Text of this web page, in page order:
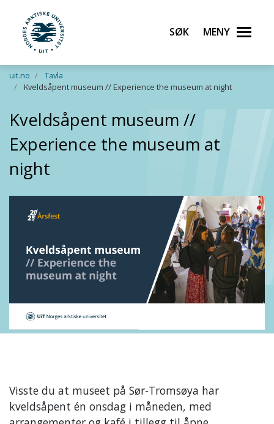
Gå til hovedinnhold
UiT Norges arktiske universitet
Søk Meny
uit.no
Tavla
Kveldsåpent museum // Experience the museum at night
Kveldsåpent museum //
Experience the museum at
night
Visste du at museet på Sør-Tromsøya har
kveldsåpent én onsdag i måneden, med